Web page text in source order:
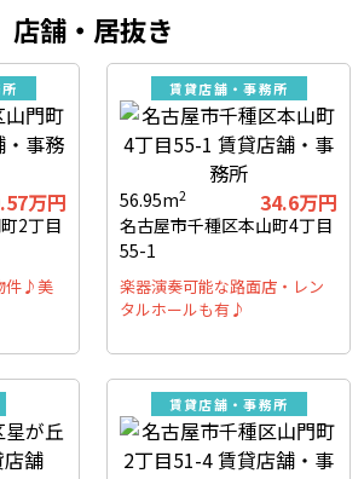
店舗・居抜き
万円
2丁目
件♪美
賃貸店舗・事務所
56.95m2 34.6万円
名古屋市千種区本山町4丁目
55-1
楽器演奏可能な路面店・レン
タルホールも有♪
賃貸店舗・事務所